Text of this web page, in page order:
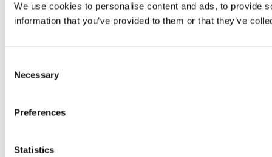
We use cookies to personalise content and ads, to provide
information that you’ve provided to them or that they’ve
Selection
Necessary
Preferences
Statistics